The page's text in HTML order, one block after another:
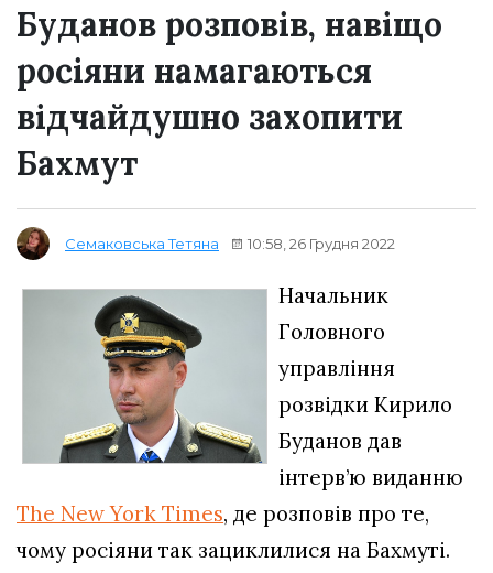
Буданов розповів, навіщо
росіяни намагаються
відчайдушно захопити
Бахмут
Семаковська Тетяна 10:58, 26 Грудня 2022
Начальник
Головного
управління
розвідки Кирило
Буданов дав
інтерв’ю виданню
The New York Times, де розповів про те,
чому росіяни так зациклилися на Бахмуті.